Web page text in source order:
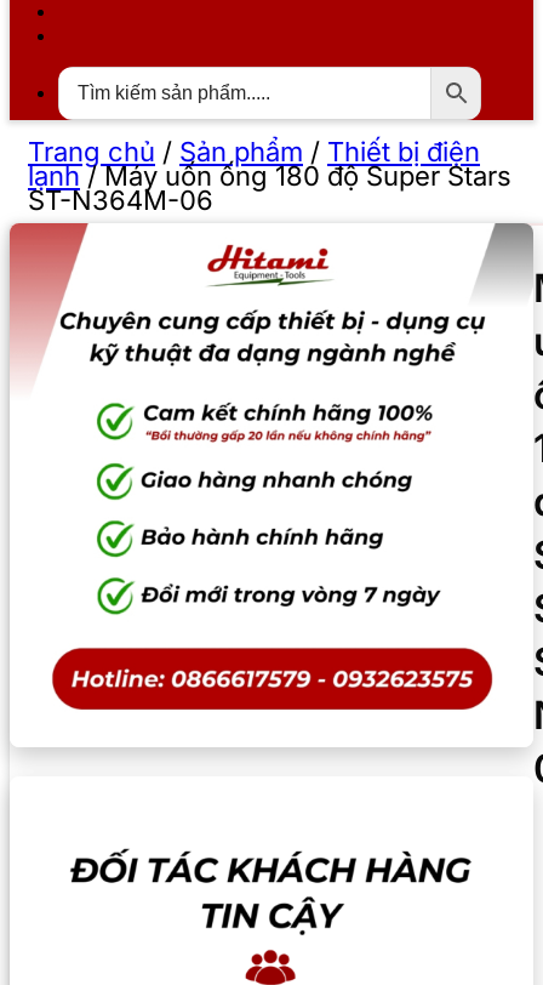
Trang chủ / Sản phẩm / Thiết bị điện
lạnh/Máy uốn ống 180 độ Super Stars
ST-N364M-06